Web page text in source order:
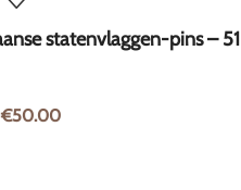
statenvlaggen-pins – 51
€50.00